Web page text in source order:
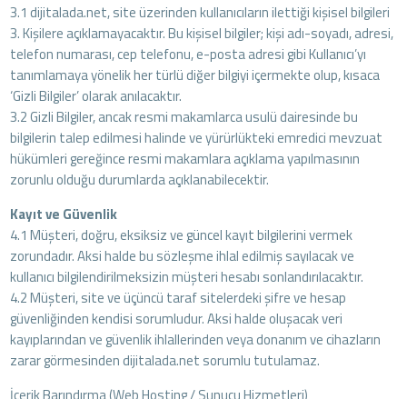
3.1 dijitalada.net, site üzerinden kullanıcıların ilettiği kişisel bilgileri
3. Kişilere açıklamayacaktır. Bu kişisel bilgiler; kişi adı-soyadı, adresi,
telefon numarası, cep telefonu, e-posta adresi gibi Kullanıcı’yı
tanımlamaya yönelik her türlü diğer bilgiyi içermekte olup, kısaca
‘Gizli Bilgiler’ olarak anılacaktır.
3.2 Gizli Bilgiler, ancak resmi makamlarca usulü dairesinde bu
bilgilerin talep edilmesi halinde ve yürürlükteki emredici mevzuat
hükümleri gereğince resmi makamlara açıklama yapılmasının
zorunlu olduğu durumlarda açıklanabilecektir.
Kayıt ve Güvenlik
4.1 Müşteri, doğru, eksiksiz ve güncel kayıt bilgilerini vermek
zorundadır. Aksi halde bu sözleşme ihlal edilmiş sayılacak ve
kullanıcı bilgilendirilmeksizin müşteri hesabı sonlandırılacaktır.
4.2 Müşteri, site ve üçüncü taraf sitelerdeki şifre ve hesap
güvenliğinden kendisi sorumludur. Aksi halde oluşacak veri
kayıplarından ve güvenlik ihlallerinden veya donanım ve cihazların
zarar görmesinden dijitalada.net sorumlu tutulamaz.